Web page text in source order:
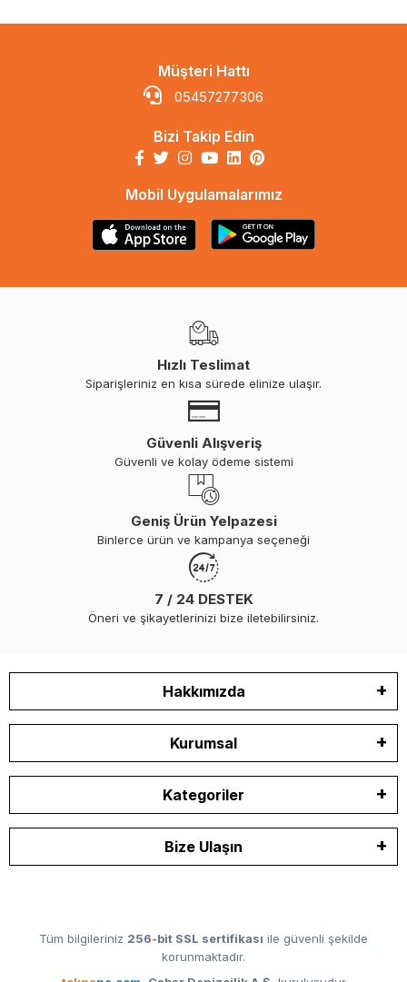
Müşteri Hattı
05457277306
Bizi Takip Edin
Mobil Uygulamalarımız
Hızlı Teslimat
Siparişleriniz en kısa sürede elinize ulaşır.
Güvenli Alışveriş
Güvenli ve kolay ödeme sistemi
Geniş Ürün Yelpazesi
Binlerce ürün ve kampanya seçeneği
7 / 24 DESTEK
Öneri ve şikayetlerinizi bize iletebilirsiniz.
Hakkımızda
Kurumsal
Kategoriler
Bize Ulaşın
Tüm bilgileriniz 256-bit SSL sertifikası ile güvenli şekilde
korunmaktadır.